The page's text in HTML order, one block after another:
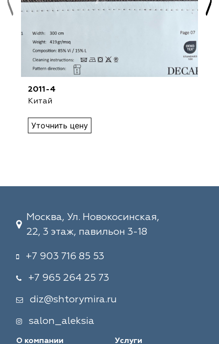
2011-4
Китай
Уточнить цену
Москва, Ул. Новокосинская,
22, 3 этаж, павильон 3-18
+7 903 716 85 53
+7 965 264 25 73
diz@shtorymira.ru
salon_aleksia
О компании Услуги